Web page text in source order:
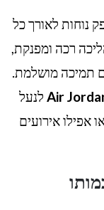
נוחות לאורך כל
רכה ומפנקת,
תמיכה מושלמת.
Air לנעל
אפילו אירועים